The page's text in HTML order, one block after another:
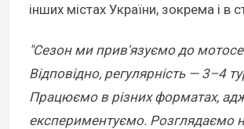
інших містах України, зокрема і в
"Сезон ми прив'язуємо до
Відповідно, регулярність — 3–4
Працюємо в різних форматах,
експериментуємо. Розглядаємо